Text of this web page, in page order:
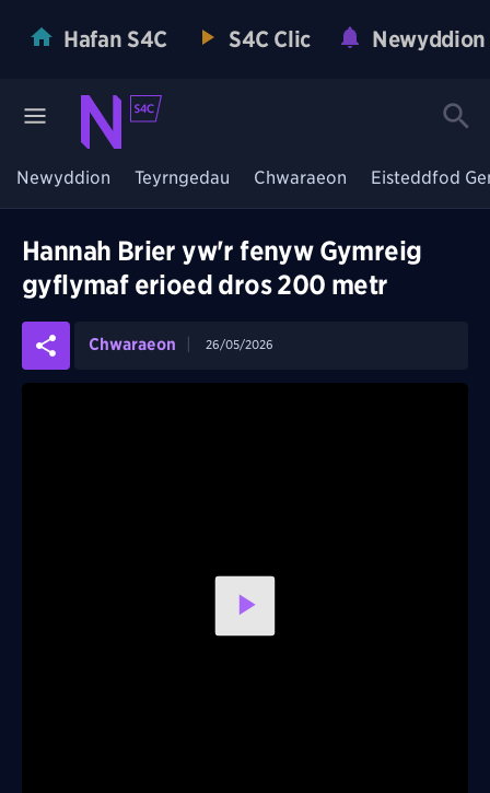
Hafan S4C S4C Clic Newyddion
Newyddion Teyrngedau Chwaraeon Eisteddfod
Hannah Brier yw'r fenyw Gymreig
gyflymaf erioed dros 200 metr
Chwaraeon 26/05/2026
Play